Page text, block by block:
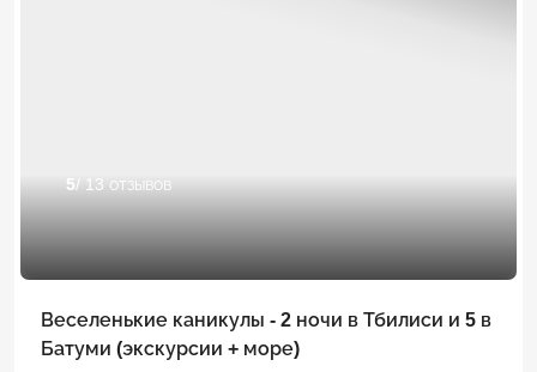
5/ 13 отзывов
Веселенькие каникулы - 2 ночи в Тбилиси и 5 в
Батуми (экскурсии + море)